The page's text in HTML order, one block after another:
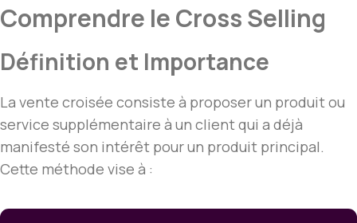
Comprendre le Cross Selling
Définition et Importance
La vente croisée consiste à proposer un produit ou
service supplémentaire à un client qui a déjà
manifesté son intérêt pour un produit principal.
Cette méthode vise à :